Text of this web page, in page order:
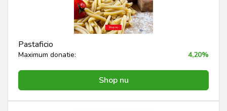
Pastaficio
Maximum donatie: 4,20%
Shop nu